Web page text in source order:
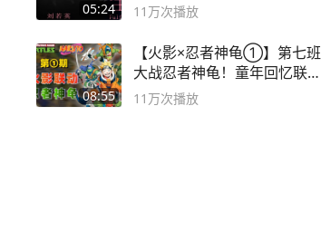
05:24
英 #成全
11万次播放
08:55
【火影×忍者神龟①】第七班
大战忍者神龟！童年回忆联动
论武？
11万次播放